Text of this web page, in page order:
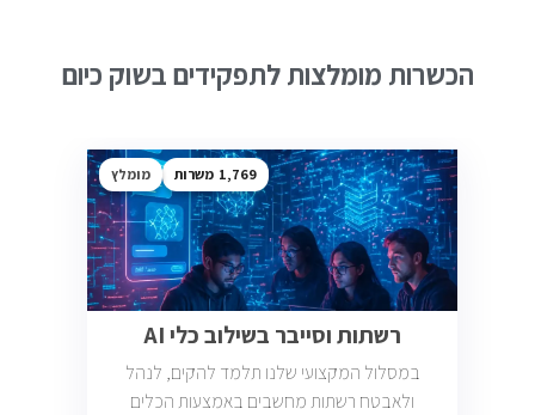
הכשרות מומלצות לתפקידים בשוק כיום
1,769 מומלץ
רשתות וסייבר בשילוב כלי AI
במסלול המקצועי שלנו תלמד להקים, לנהל
ולאבטח רשתות מחשבים באמצעות הכלים